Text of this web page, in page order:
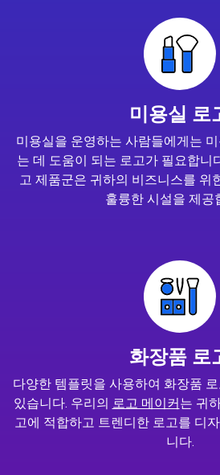
미용실 로
미용실을 운영하는 사람들에게는
는 데 도움이 되는 로고가 필요합니
고 제품군은 귀하의 비즈니스를 위
훌륭한 시설을 제공
화장품 로
다양한 템플릿을 사용하여 화장품
있습니다. 우리의 로고 메이커는 귀
고에 적합하고 트렌디한 로고를 디
니다.